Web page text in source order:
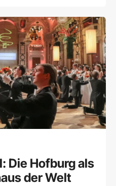
Die Hofburg als
der Welt